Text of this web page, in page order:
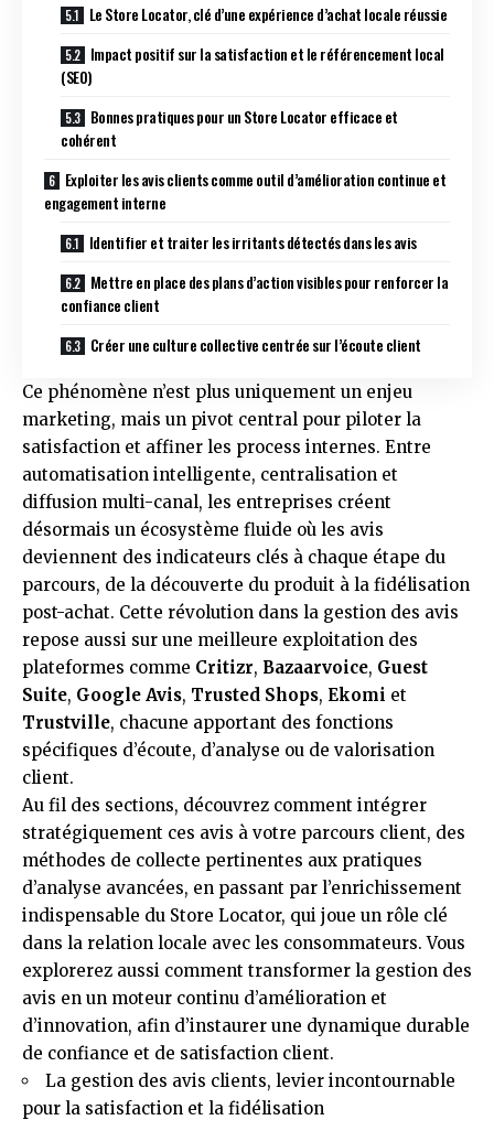
Le Store Locator, clé d’une expérience d’achat locale réussie
Impact positif sur la satisfaction et le référencement local
(SEO)
Bonnes pratiques pour un Store Locator efficace et
cohérent
Exploiter les avis clients comme outil d’amélioration continue et
engagement interne
Identifier et traiter les irritants détectés dans les avis
Mettre en place des plans d’action visibles pour renforcer la
confiance client
Créer une culture collective centrée sur l’écoute client
Ce phénomène n’est plus uniquement un enjeu
marketing, mais un pivot central pour piloter la
satisfaction et affiner les process internes. Entre
automatisation intelligente, centralisation et
diffusion multi-canal, les entreprises créent
désormais un écosystème fluide où les avis
deviennent des indicateurs clés à chaque étape du
parcours, de la découverte du produit à la fidélisation
post-achat. Cette révolution dans la gestion des avis
repose aussi sur une meilleure exploitation des
plateformes comme Critizr, Bazaarvoice, Guest
Suite, Google Avis, Trusted Shops, Ekomi et
Trustville, chacune apportant des fonctions
spécifiques d’écoute, d’analyse ou de valorisation
client.
Au fil des sections, découvrez comment intégrer
stratégiquement ces avis à votre parcours client, des
méthodes de collecte pertinentes aux pratiques
d’analyse avancées, en passant par l’enrichissement
indispensable du Store Locator, qui joue un rôle clé
dans la relation locale avec les consommateurs. Vous
explorerez aussi comment transformer la gestion des
avis en un moteur continu d’amélioration et
d’innovation, afin d’instaurer une dynamique durable
de confiance et de satisfaction client.
La gestion des avis clients, levier incontournable
pour la satisfaction et la fidélisation